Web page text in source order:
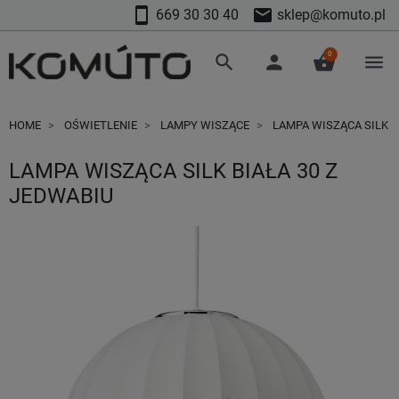
smartphone 669 30 30 40 mail sklep@komuto.pl
search person shopping_basket
0 menu
HOME OŚWIETLENIE LAMPY WISZĄCE LAMPA WISZĄCA SILK
LAMPA WISZĄCA SILK BIAŁA 30 Z
JEDWABIU